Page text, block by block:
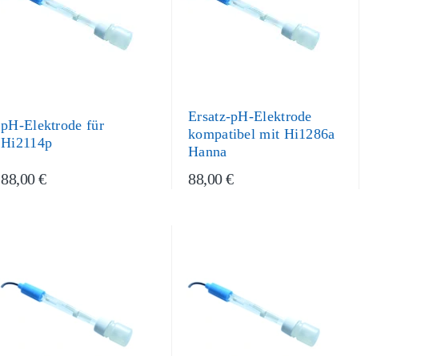
pH-Elektrode für
Hi2114p
88,00 €
Ersatz-pH-Elektrode
kompatibel mit Hi1286a
Hanna
88,00 €